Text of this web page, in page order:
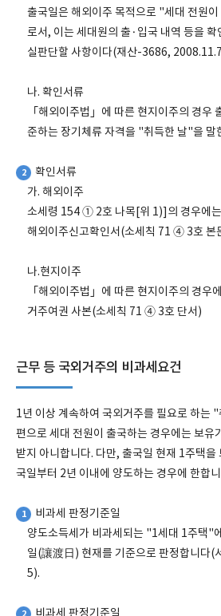
출국일은 해외이주 목적으로 "세대 전원
로서, 이는 세대원의 출·입국 내역 등을
실판단할 사항이다(재산-3686,
나. 확인서류
「해외이주법」에 따른 현지이주의 경우
준하는 장기체류 자격을 "취득한 날"을
2
확인서류
가. 해외이주
소세령 154 ① 2호 나목[위 1)]의 경우에
해외이주신고확인서(소세칙 71 ④ 3호 본
나.현지이주
「해외이주법」에 따른 현지이주의 경우
거주여권 사본(소세칙 71 ④ 3호 단서)
근무 등 국외거주의 비과세요건
1년 이상 계속하여 국외거주를 필요로 하는
편으로 세대 전원이 출국하는 경우에는 보유
받지 아니합니다. 다만, 출국일 현재 1주택을
국일부터 2년 이내에 양도하는 경우에 한합
1
비과세 판정기준일
양도소득세가 비과세되는 "1세대 1주택"
일(讓渡日) 현재를 기준으로 판정합니다
5).